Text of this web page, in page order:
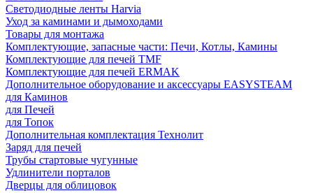
Светодиодные ленты Harvia
Уход за каминами и дымоходами
Товары для монтажа
Комплектующие, запасные части: Печи, Котлы, Камины
Комплектующие для печей TMF
Комплектующие для печей ERMAK
Дополнительное оборудование и аксессуары EASYSTEAM
для Каминов
для Печей
для Топок
Дополнительная комплектация Технолит
Заряд для печей
Трубы стартовые чугунные
Удлинители порталов
Дверцы для облицовок